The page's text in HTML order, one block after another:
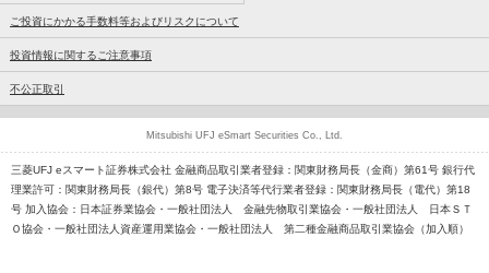
ご投資にかかる手数料等およびリスクについて
投資情報に関するご注意事項
不公正取引
三菱UFJ eスマート証券株式会社 金融商品取引業者登録：関東財務局長（金商）第61号 銀行代
理業許可：関東財務局長（銀代）第8号 電子決済等代行業者登録：関東財務局長（電代）第18
号 加入協会：日本証券業協会・一般社団法人 金融先物取引業協会・一般社団法人 日本ＳＴ
Ｏ協会・一般社団法人資産運用業協会・一般社団法人 第二種金融商品取引業協会（加入順）
Mitsubishi UFJ eSmart Securities Co., Ltd.